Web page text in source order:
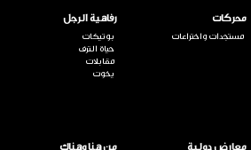
محركات
مستجدات واختراعات
رفاهية الرجل
بوتيكات
حياة الترف
مقابلات
يخوت
معارض دولية من هنا وهناك